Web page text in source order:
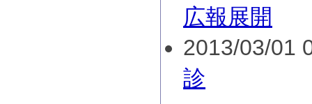
広報展開
2013/03/01
診